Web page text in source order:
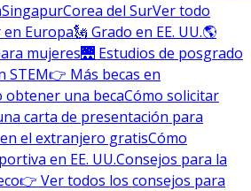
SingapurCorea del SurVer todo
Europa🗽 Grado en EE. UU.🌎
mujeres🌉 Estudios de posgrado
STEM👉 Más becas en
obtener una becaCómo solicitar
carta de presentación para
el extranjero gratisCómo
en EE. UU.Consejos para la
👉 Ver todos los consejos para